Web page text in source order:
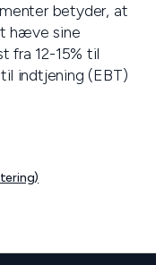
betyder, at
hæve sine
12-15% til
indtjening (EBT)